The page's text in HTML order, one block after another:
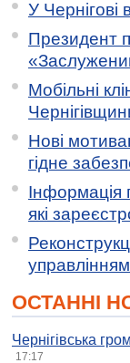
У Чернігові
Президент
Мобільні
Нові
гідне
Інформація
які
ОСТАННІ
Чернігівська
17:17